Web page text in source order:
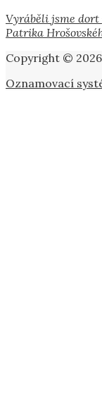
Vyráběli jsme
Patrika
Copyright © 2026
Oznamovací